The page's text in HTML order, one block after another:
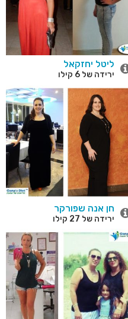
ליטל יחזקאל
ירידה של 6 קילו
חן אנה שפורקר
ירידה של 27 קילו